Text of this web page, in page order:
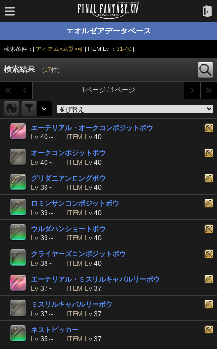
エオルゼアデータベース
検索条件：| アイテム>武器>弓 | ITEM Lv ： 31-40|
検索結果 （ 17件）
1ページ / 1ページ
エーテリアル・オークコンポジットボウ
Lv 40～ ITEM Lv 40
オークコンポジットボウ
Lv 40～ ITEM Lv 40
グリダニアンロングボウ
Lv 39～ ITEM Lv 40
ロミンサンコンポジットボウ
Lv 39～ ITEM Lv 40
ウルダハンショートボウ
Lv 39～ ITEM Lv 40
クライヤーズコンポジットボウ
Lv 38～ ITEM Lv 40
エーテリアル・ミスリルキャバルリーボウ
Lv 37～ ITEM Lv 37
ミスリルキャバルリーボウ
Lv 37～ ITEM Lv 37
ネストピッカー
Lv 35～ ITEM Lv 37